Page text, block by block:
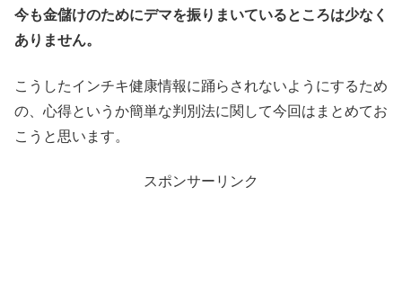
今も金儲けのためにデマを振りまいているところは少なく
ありません。
こうしたインチキ健康情報に踊らされないようにするため
の、心得というか簡単な判別法に関して今回はまとめてお
こうと思います。
スポンサーリンク